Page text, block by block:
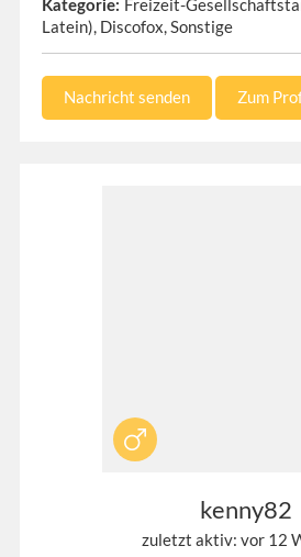
Kategorie: Freizeit-
Latein), Discofox, Sonstige
Nachricht senden Zum
kenny82
zuletzt aktiv: vor 12